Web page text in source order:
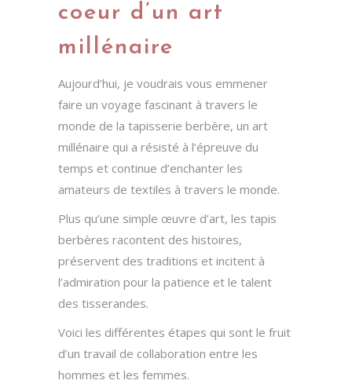
coeur d’un art
millénaire
Aujourd’hui, je voudrais vous emmener
faire un voyage fascinant à travers le
monde de la tapisserie berbère, un art
millénaire qui a résisté à l’épreuve du
temps et continue d’enchanter les
amateurs de textiles à travers le monde.
Plus qu’une simple œuvre d’art, les tapis
berbères racontent des histoires,
préservent des traditions et incitent à
l’admiration pour la patience et le talent
des tisserandes.
Voici les différentes étapes qui sont le fruit
d’un travail de collaboration entre les
hommes et les femmes.